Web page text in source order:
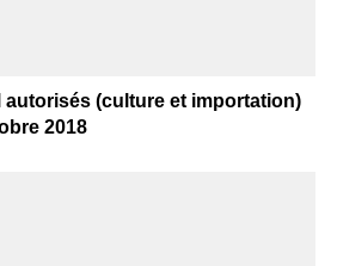
autorisés (culture et importation)
2018